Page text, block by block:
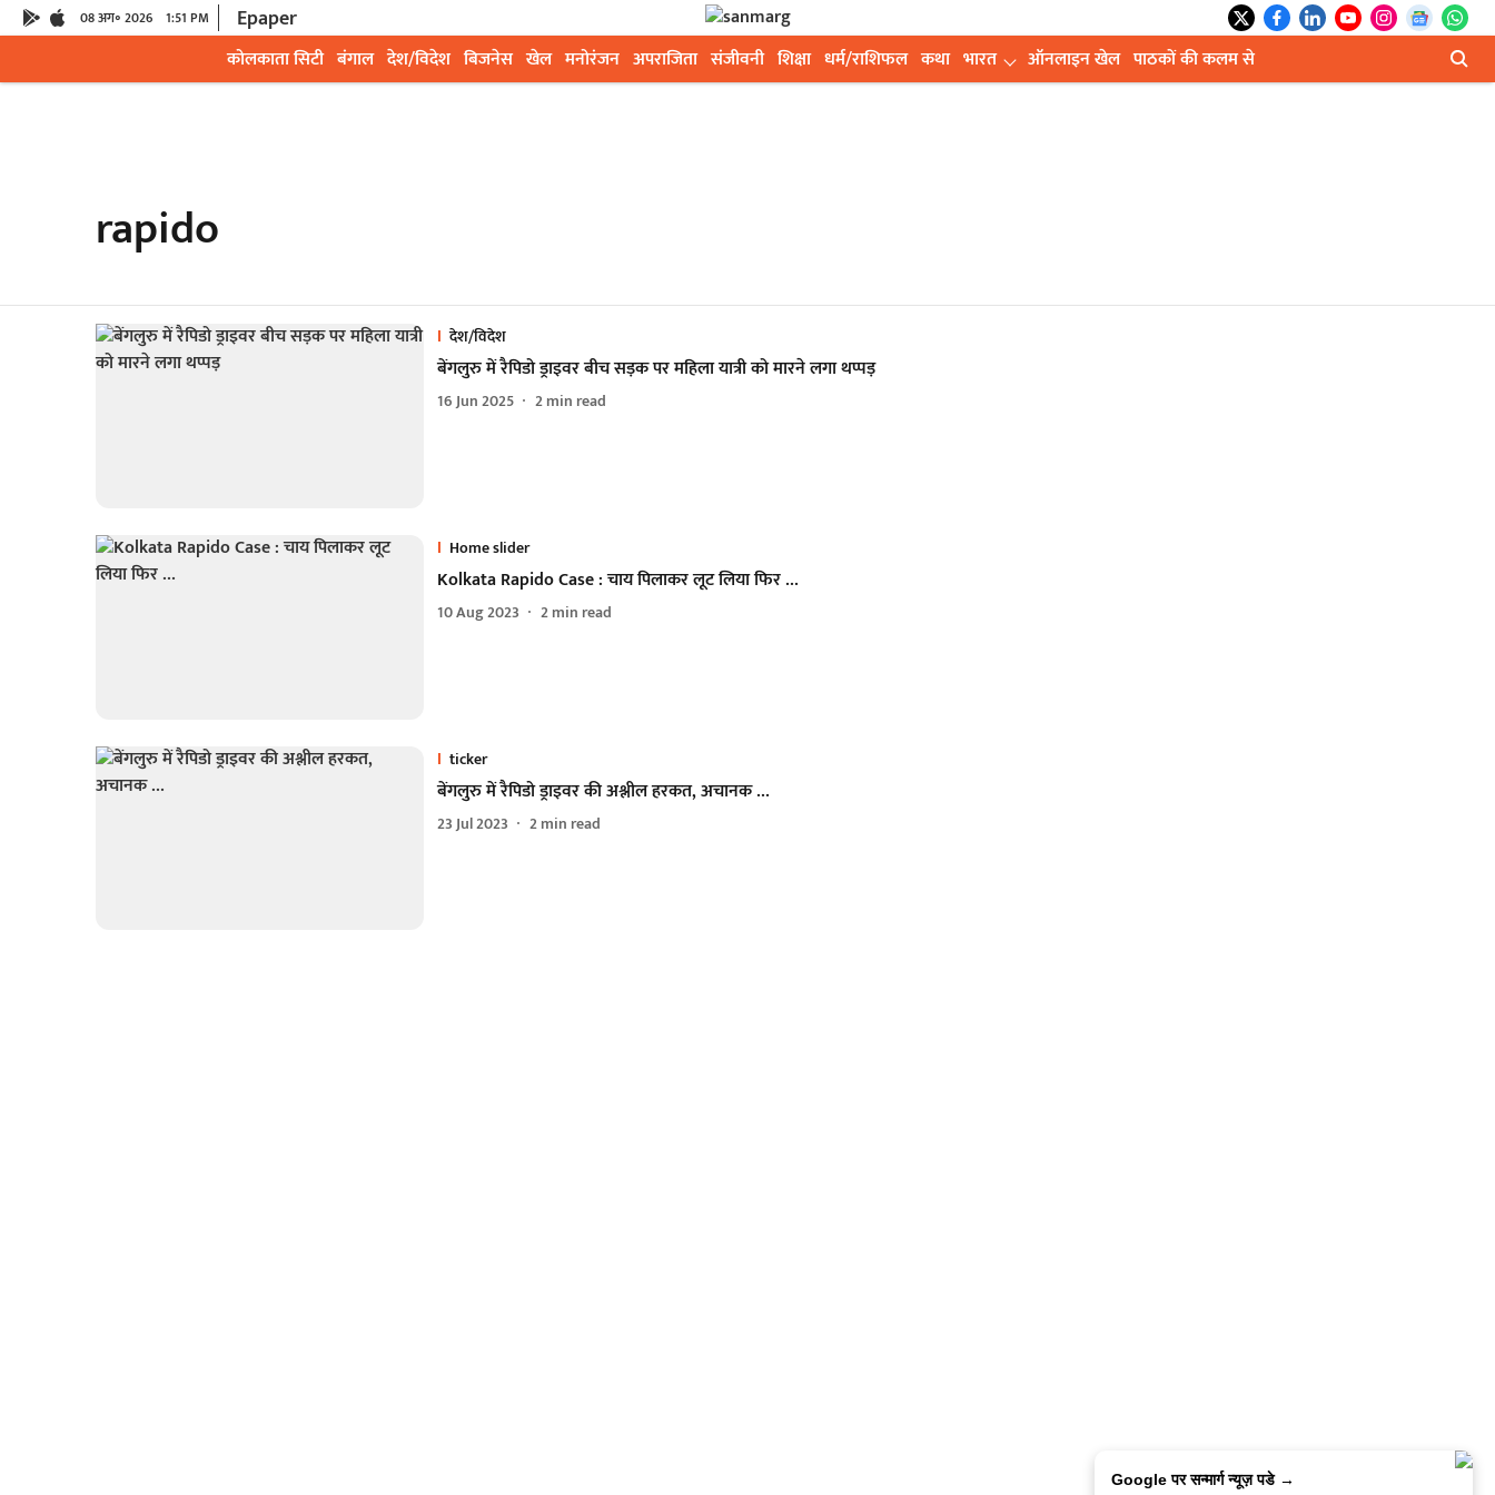
08 अग॰ 2026 1:51 PM Epaper
कोलकाता सिटी बंगाल देश/विदेश बिजनेस खेल मनोरंजन अपराजिता संजीवनी शिक्षा धर्म/राशिफल कथा भारत ऑनलाइन खेल पाठकों की कलम से
rapido
देश/विदेश
बेंगलुरु में रैपिडो ड्राइवर बीच सड़क पर महिला यात्री को मारने लगा थप्पड़
16 Jun 2025 2min read
Home slider
Kolkata Rapido Case : चाय पिलाकर लूट लिया फिर …
10 Aug 2023 2min read
ticker
बेंगलुरु में रैपिडो ड्राइवर की अश्लील हरकत, अचानक …
23 Jul 2023 2min read
Google पर सन्मार्ग न्यूज़ पडे →